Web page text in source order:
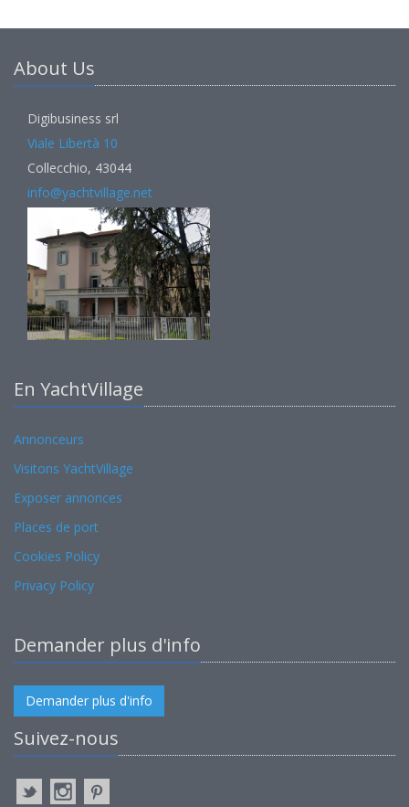
About Us
Digibusiness srl
Viale Libertà 10
Collecchio, 43044
info@yachtvillage.net
En YachtVillage
Annonceurs
Visitons YachtVillage
Exposer annonces
Places de port
Cookies Policy
Privacy Policy
Demander plus d'info
Demander plus d'info
Suivez-nous